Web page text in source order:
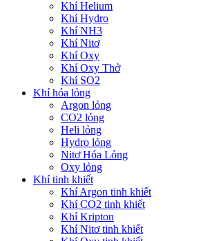
Khí Helium
Khí Hydro
Khí NH3
Khí Nitơ
Khí Oxy
Khí Oxy Thở
Khí SO2
Khí hóa lỏng
Argon lỏng
CO2 lỏng
Heli lỏng
Hydro lỏng
Nitơ Hóa Lỏng
Oxy lỏng
Khí tinh khiết
Khí Argon tinh khiết
Khí CO2 tinh khiết
Khí Kripton
Khí Nitơ tinh khiết